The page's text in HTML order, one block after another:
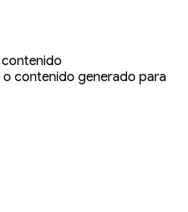
contenido
o contenido generado para